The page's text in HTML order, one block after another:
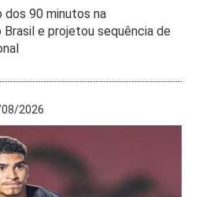
dos 90 minutos na
e projetou sequência de
2026